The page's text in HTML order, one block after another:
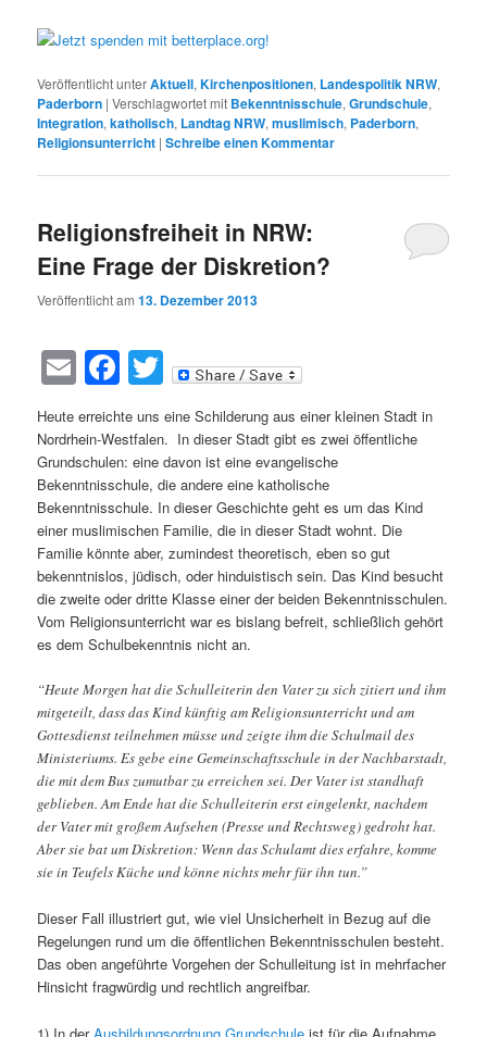
Veröffentlicht unterAktuell,Kirchenpositionen, Landespolitik NRW,
Paderborn |Verschlagwortet mit Bekenntnisschule,Grundschule,
Integration,katholisch, Landtag NRW,muslimisch, Paderborn,
Religionsunterricht |Schreibe einen Kommentar
Religionsfreiheit in NRW:
Eine Frage der Diskretion?
Veröffentlicht am13. Dezember 2013
EmailFacebook
Twitter
Heute erreichte uns eine Schilderung aus einer kleinen Stadt in
Nordrhein-Westfalen. In dieser Stadt gibt es zwei öffentliche
Grundschulen: eine davon ist eine evangelische
Bekenntnisschule, die andere eine katholische
Bekenntnisschule. In dieser Geschichte geht es um das Kind
einer muslimischen Familie, die in dieser Stadt wohnt. Die
Familie könnte aber, zumindest theoretisch, eben so gut
bekenntnislos, jüdisch, oder hinduistisch sein. Das Kind besucht
die zweite oder dritte Klasse einer der beiden Bekenntnisschulen.
Vom Religionsunterricht war es bislang befreit, schließlich gehört
es dem Schulbekenntnis nicht an.
“Heute Morgen hat die Schulleiterin den Vater zu sich zitiert und ihm
mitgeteilt, dass das Kind künftig am Religionsunterricht und am
Gottesdienst teilnehmen müsse und zeigte ihm die Schulmail des
Ministeriums. Es gebe eine Gemeinschaftsschule in der Nachbarstadt,
die mit dem Bus zumutbar zu erreichen sei. Der Vater ist standhaft
geblieben. Am Ende hat die Schulleiterin erst eingelenkt, nachdem
der Vater mit großem Aufsehen (Presse und Rechtsweg) gedroht hat.
Aber sie bat um Diskretion: Wenn das Schulamt dies erfahre, komme
sie in Teufels Küche und könne nichts mehr für ihn tun.”
Dieser Fall illustriert gut, wie viel Unsicherheit in Bezug auf die
Regelungen rund um die öffentlichen Bekenntnisschulen besteht.
Das oben angeführte Vorgehen der Schulleitung ist in mehrfacher
Hinsicht fragwürdig und rechtlich angreifbar.
1) In der Ausbildungsordnung Grundschule ist für die Aufnahme